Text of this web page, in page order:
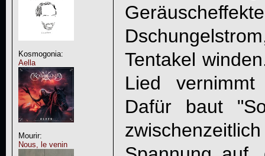
Kosmogonia:
Aella
Mourir:
Nous, le venin
Tentakel
Lied
Dafür baut